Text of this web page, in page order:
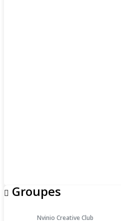
Groupes
Nvinio Creative Club